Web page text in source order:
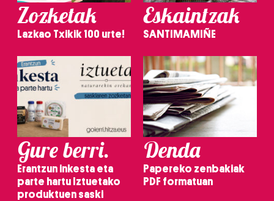
Zozketak
Lazkao Txikik 100 urte!
Eskaintzak
SANTIMAMIÑE
Gure berri.
Erantzun inkesta eta
parte hartu Iztuetako
produktuen saski
Denda
Papereko zenbakiak
PDF formatuan